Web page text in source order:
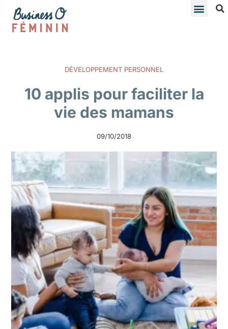
DÉVELOPPEMENT PERSONNEL
10 applis pour faciliter la
vie des mamans
09/10/2018